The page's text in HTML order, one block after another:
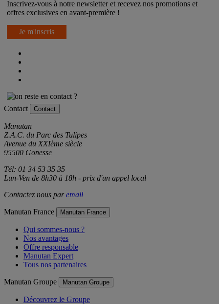
Inscrivez-vous à notre newsletter et recevez nos promotions et
offres exclusives en avant-première !
Je m'inscris
Contact Contact
Manutan
Z.A.C. du Parc des Tulipes
Avenue du XXIème siècle
95500 Gonesse
Tél: 01 34 53 35 35
Lun-Ven de 8h30 à 18h - prix d'un appel local
Contactez nous paremail
Manutan France Manutan France
Qui sommes-nous ?
Nos avantages
Offre responsable
Manutan Expert
Tous nos partenaires
Manutan Groupe Manutan Groupe
Découvrez le Groupe